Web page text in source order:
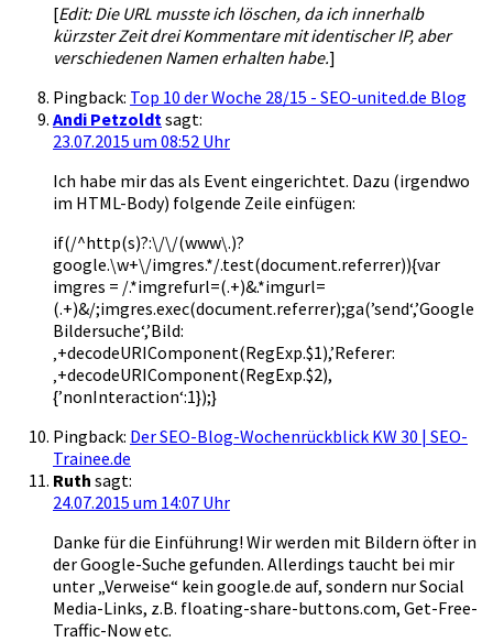
[Edit: Die URL musste ich löschen, da ich innerhalb
kürzster Zeit drei Kommentare mit identischer IP, aber
verschiedenen Namen erhalten habe.]
Pingback: Top 10 der Woche 28/15 - SEO-united.de Blog
Andi Petzoldt sagt:
23.07.2015 um 08:52 Uhr
Ich habe mir das als Event eingerichtet. Dazu (irgendwo
im HTML-Body) folgende Zeile einfügen:
if(/^http(s)?:\/\/(www\.)?
google.\w+\/imgres.*/.test(document.referrer)){var
imgres = /.*imgrefurl=(.+)&.*imgurl=
(.+)&/;imgres.exec(document.referrer);ga(’send‘,’Google
Bildersuche‘,’Bild:
‚+decodeURIComponent(RegExp.$1),’Referer:
‚+decodeURIComponent(RegExp.$2),
{’nonInteraction‘:1});}
Pingback: Der SEO-Blog-Wochenrückblick KW 30 | SEO-
Trainee.de
Ruth sagt:
24.07.2015 um 14:07 Uhr
Danke für die Einführung! Wir werden mit Bildern öfter in
der Google-Suche gefunden. Allerdings taucht bei mir
unter „Verweise“ kein google.de auf, sondern nur Social
Media-Links, z.B. floating-share-buttons.com, Get-Free-
Traffic-Now etc.